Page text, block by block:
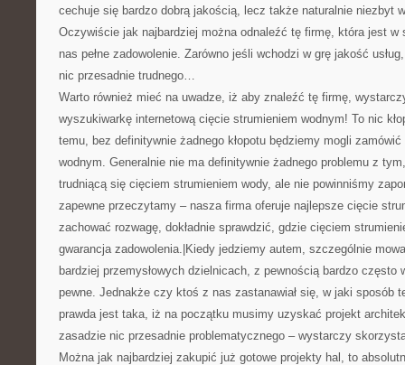
cechuje się bardzo dobrą jakością, lecz także naturalnie niezbyt
Oczywiście jak najbardziej można odnaleźć tę firmę, która jest w
nas pełne zadowolenie. Zarówno jeśli wchodzi w grę jakość
nic przesadnie trudnego…
Warto również mieć na uwadze, iż aby znaleźć tę firmę,
wyszukiwarkę internetową cięcie strumieniem wodnym! To nic
temu, bez definitywnie żadnego kłopotu będziemy mogli
wodnym. Generalnie nie ma definitywnie żadnego problemu z
trudniącą się cięciem strumieniem wody, ale nie powinniśmy
zapewne przeczytamy – nasza firma oferuje najlepsze cięcie
zachować rozwagę, dokładnie sprawdzić, gdzie cięciem
gwarancja zadowolenia.|Kiedy jedziemy autem, szczególnie
bardziej przemysłowych dzielnicach, z pewnością bardzo często
pewne. Jednakże czy ktoś z nas zastanawiał się, w jaki sposób
prawda jest taka, iż na początku musimy uzyskać projekt
zasadzie nic przesadnie problematycznego – wystarczy
Można jak najbardziej zakupić już gotowe projekty hal, to